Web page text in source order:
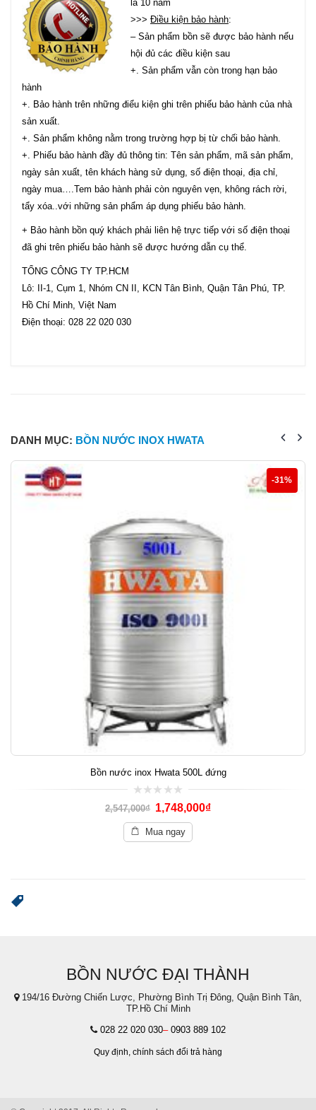
là 10 năm
>>> Điều kiện bảo hành:
– Sản phẩm bồn sẽ được bảo hành nếu
hội đủ các điều kiện sau
+. Sản phẩm vẫn còn trong hạn bảo
hành
+. Bảo hành trên những điểu kiện ghi trên phiếu bảo hành của nhà
sản xuất.
+. Sản phẩm không nằm trong trường hợp bị từ chối bảo hành.
+. Phiếu bảo hành đầy đủ thông tin: Tên sản phẩm, mã sản phẩm,
ngày sản xuất, tên khách hàng sử dụng, số điện thoại, địa chỉ,
ngày mua….Tem bảo hành phải còn nguyên vẹn, không rách rời,
tẩy xóa..với những sản phẩm áp dụng phiếu bảo hành.
+ Bảo hành bồn quý khách phải liên hệ trực tiếp với số điện thoại
đã ghi trên phiếu bảo hành sẽ được hướng dẫn cụ thể.
TỔNG CÔNG TY TP.HCM
Lô: II-1, Cụm 1, Nhóm CN II, KCN Tân Bình, Quận Tân Phú, TP.
Hồ Chí Minh, Việt Nam
Điện thoại: 028 22 020 030
DANH MỤC: BỒN NƯỚC INOX HWATA
-31%
Bồn nước inox Hwata 500L đứng
0
out
of
5
2,547,000₫ 1,748,000₫
Mua ngay
BỒN NƯỚC ĐẠI THÀNH
194/16 Đường Chiến Lược, Phường Bình Trị Đông, Quận Bình Tân,
TP.Hồ Chí Minh
028 22 020 030– 0903 889 102
Quy định, chính sách đổi trả hàng